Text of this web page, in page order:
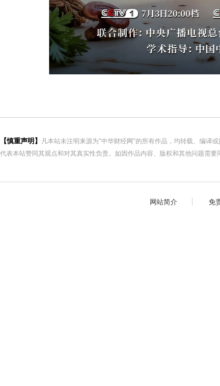
【慎重声明】
凡本站未注明来源为"中华财经网"的所有作品，均转载、编译
代表本站赞同其观点和对其真实性负责。如因作品内容、版权和其他问题需
网站简介 免